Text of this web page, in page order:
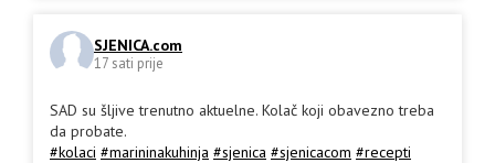
SJENICA.com
17 sati prije
SAD su šljive trenutno aktuelne. Kolač koji obavezno treba
da probate.
#kolaci #marininakuhinja #sjenica #sjenicacom #recepti